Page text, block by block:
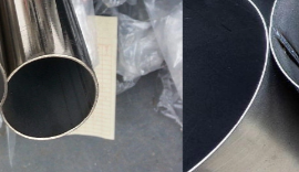
ТУР
ПО
ФАБРИКЕ